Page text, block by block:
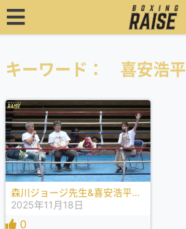
キーワード： 喜安浩平
森川ジョージ先生&喜安浩平さんトークショー
2025年11月18日
0